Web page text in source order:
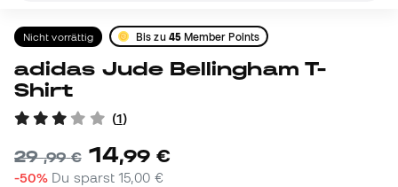
Nicht vorrättig Bis zu 45Member Points
adidas Jude Bellingham T-
Shirt
(1)
29,99 € 14,99 €
-50% Du sparst15,00 €